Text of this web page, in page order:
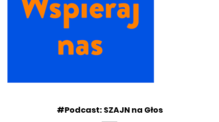
#Podcast: SZAJN na Głos